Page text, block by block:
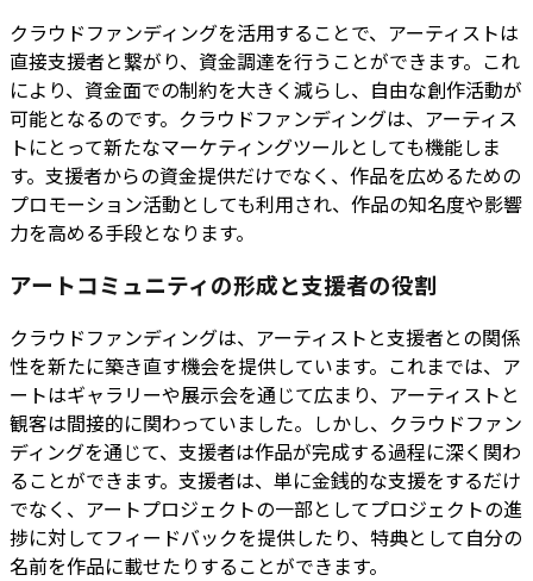
クラウドファンディングを活用することで、アーティストは
直接支援者と繋がり、資金調達を行うことができます。これ
により、資金面での制約を大きく減らし、自由な創作活動が
可能となるのです。クラウドファンディングは、アーティス
トにとって新たなマーケティングツールとしても機能しま
す。支援者からの資金提供だけでなく、作品を広めるための
プロモーション活動としても利用され、作品の知名度や影響
力を高める手段となります。
アートコミュニティの形成と支援者の役割
クラウドファンディングは、アーティストと支援者との関係
性を新たに築き直す機会を提供しています。これまでは、ア
ートはギャラリーや展示会を通じて広まり、アーティストと
観客は間接的に関わっていました。しかし、クラウドファン
ディングを通じて、支援者は作品が完成する過程に深く関わ
ることができます。支援者は、単に金銭的な支援をするだけ
でなく、アートプロジェクトの一部としてプロジェクトの進
捗に対してフィードバックを提供したり、特典として自分の
名前を作品に載せたりすることができます。